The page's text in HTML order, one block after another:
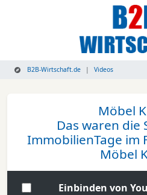
B2B-Wirtschaft.de Videos
Möbel
Das waren die
ImmobilienTage im
Möbel
Einbinden von